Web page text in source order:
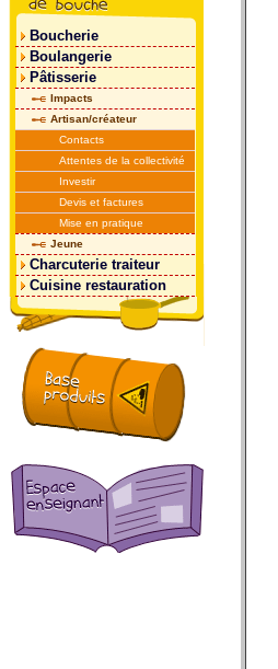
Boucherie
Boulangerie
Pâtisserie
Impacts
Artisan/créateur
Contacts
Attentes de la collectivité
Investir
Devis et factures
Mise en pratique
Jeune
Charcuterie traiteur
Cuisine restauration